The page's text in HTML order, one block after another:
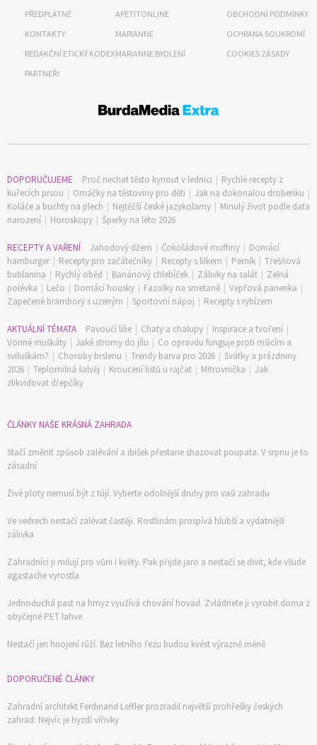
PŘEDPLATNÉ
KONTAKTY
REDAKČNÍ ETICKÝ KODEX
PARTNEŘI
APETITONLINE
MARIANNE
MARIANNE BYDLENÍ
OBCHODNÍ PODMÍNKY
OCHRANA SOUKROMÍ
COOKIES ZÁSADY
DOPORUČUJEME Proč nechat těsto kynout v lednici | Rychlé recepty z
kuřecích prsou | Omáčky na těstoviny pro děti | Jak na dokonalou drobenku |
Koláče a buchty na plech | Nejtěžší české jazykolamy | Minulý život podle data
narození | Horoskopy | Šperky na léto 2026
RECEPTY A VAŘENÍ Jahodový džem | Čokoládové muffiny | Domácí
hamburger | Recepty pro začátečníky | Recepty s lilkem | Perník | Třešňová
bublanina | Rychlý oběd | Banánový chlebíček | Zálivky na salát | Zelná
polévka | Lečo | Domácí housky | Fazolky na smetaně | Vepřová panenka |
Zapečené brambory s uzeným | Sportovní nápoj | Recepty s rybízem
AKTUÁLNÍ TÉMATA Pavoučí lilie | Chaty a chalupy | Inspirace a tvoření |
Vonné muškáty | Jaké stromy do jílu | Co opravdu funguje proti mšicím a
sviluškám? | Choroby brslenu | Trendy barva pro 2026 | Svátky a prázdniny
2026 | Teplomilná šalvěj | Kroucení listů u rajčat | Mitrovnička | Jak
zlikvidovat dřepčíky
ČLÁNKY NAŠE KRÁSNÁ ZAHRADA
Stačí změnit způsob zalévání a ibišek přestane shazovat poupata. V srpnu je to
zásadní
Živé ploty nemusí být z tújí. Vyberte odolnější druhy pro vaši zahradu
Ve vedrech nestačí zalévat častěji. Rostlinám prospívá hlubší a vydatnější
zálivka
Zahradníci ji milují pro vůni i květy. Pak přijde jaro a nestačí se divit, kde všude
agastache vyrostla
Jednoduchá past na hmyz využívá chování hovad. Zvládnete ji vyrobit doma z
obyčejné PET lahve
Nestačí jen hnojení růží. Bez letního řezu budou kvést výrazně méně
DOPORUČENÉ ČLÁNKY
Zahradní architekt Ferdinand Leffler prozradil největší prohřešky českých
zahrad: Nejvíc je hyzdí vířivky